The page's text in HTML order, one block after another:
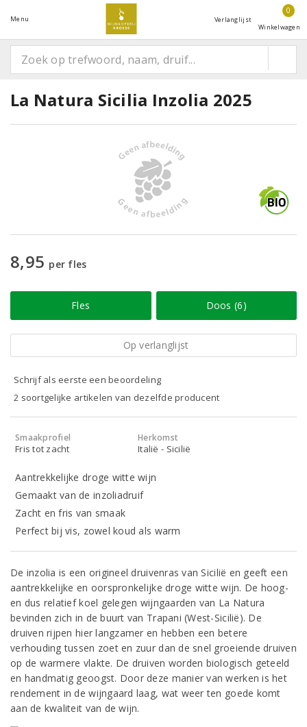
Menu Verlanglijst
0
Winkelwagen
La Natura Sicilia Inzolia 2025
8,95 per fles
Fles Doos (6)
Op verlanglijst
Schrijf als eerste een beoordeling
2 soortgelijke artikelen van dezelfde producent
Smaakprofiel
Fris tot zacht
Herkomst
Italië - Sicilië
Aantrekkelijke droge witte wijn
Gemaakt van de inzoliadruif
Zacht en fris van smaak
Perfect bij vis, zowel koud als warm
De inzolia is een origineel druivenras van Sicilië en geeft een
aantrekkelijke en oorspronkelijke droge witte wijn. De hoog-
en dus relatief koel gelegen wijngaarden van La Natura
bevinden zich in de buurt van Trapani (West-Sicilië). De
druiven rijpen hier langzamer en hebben een betere
verhouding tussen zoet en zuur dan de snel groeiende druiven
op de warmere vlakte. De druiven worden biologisch geteeld
en handmatig geoogst. Door deze manier van werken is het
rendement in de wijngaard laag, wat weer ten goede komt
aan de kwaliteit van de wijn.